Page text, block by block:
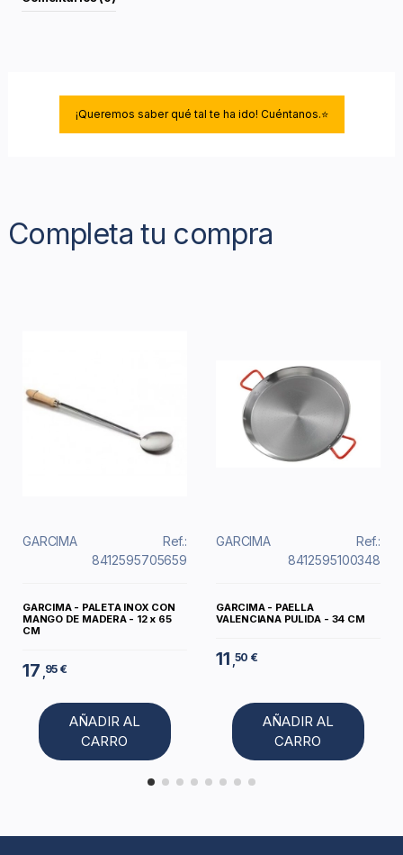
¡Queremos saber qué tal te ha ido! Cuéntanos.⭐
Completa tu compra
GARCIMA
Ref.:
8412595705659
GARCIMA - PALETA INOX CON
MANGO DE MADERA - 12 x 65
CM
17 ,95 €
AÑADIR AL
CARRO
GARCIMA
Ref.:
8412595100348
GARCIMA - PAELLA
VALENCIANA PULIDA - 34 CM
11 ,50 €
AÑADIR AL
CARRO